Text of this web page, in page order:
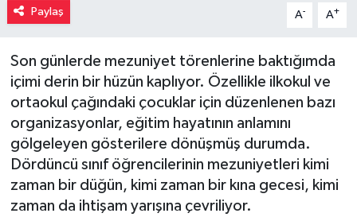
Paylaş A- A+
Son günlerde mezuniyet törenlerine baktığımda
içimi derin bir hüzün kaplıyor. Özellikle ilkokul ve
ortaokul çağındaki çocuklar için düzenlenen bazı
organizasyonlar, eğitim hayatının anlamını
gölgeleyen gösterilere dönüşmüş durumda.
Dördüncü sınıf öğrencilerinin mezuniyetleri kimi
zaman bir düğün, kimi zaman bir kına gecesi, kimi
zaman da ihtişam yarışına çevriliyor.
Sinemalar
Siyaset
Spor
Teknoloji